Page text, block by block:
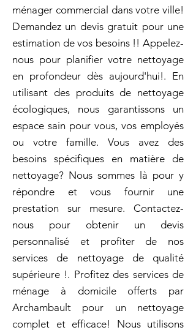
ménager commercial dans votre ville!
Demandez un devis gratuit pour une
estimation de vos besoins !! Appelez-
nous pour planifier votre nettoyage
en profondeur dès aujourd'hui!. En
utilisant des produits de nettoyage
écologiques, nous garantissons un
espace sain pour vous, vos employés
ou votre famille. Vous avez des
besoins spécifiques en matière de
nettoyage? Nous sommes là pour y
répondre et vous fournir une
prestation sur mesure. Contactez-
nous pour obtenir un devis
personnalisé et profiter de nos
services de nettoyage de qualité
supérieure !. Profitez des services de
ménage à domicile offerts par
Archambault pour un nettoyage
complet et efficace! Nous utilisons